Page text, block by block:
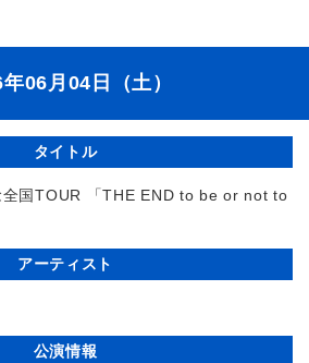
06月04日（土）
タイトル
全国TOUR 「THE END to be or not to
アーティスト
公演情報